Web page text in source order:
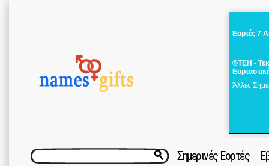
Εορτές 7
©ΤΕΗ -
Άλλες
Σημερινές Εορτές